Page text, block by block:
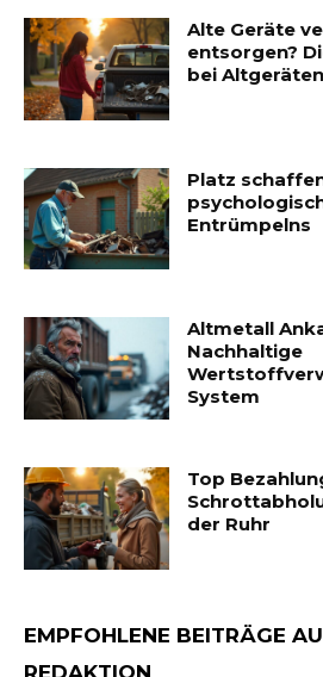
Alte Geräte
entsorgen?
bei
Platz
Entrümpelns
Altmetall
Nachhaltige
System
Top
der Ruhr
EMPFOHLENE BEITRÄGE
REDAKTION